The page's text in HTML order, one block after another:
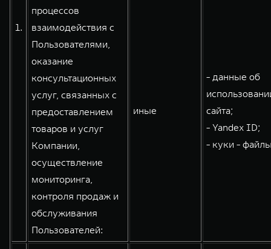
1.
процессов
взаимодействия с
Пользователями,
оказание
консультационных
услуг, связанных с
предоставлением
товаров и услуг
Компании,
осуществление
мониторинга,
контроля продаж и
обслуживания
Пользователей:
иные
- данные об
сайта;
- Yandex ID;
- куки -